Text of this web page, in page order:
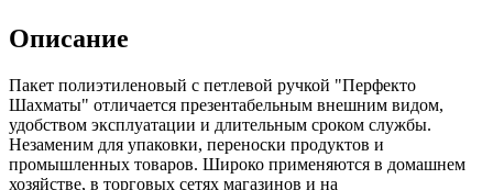
Описание
Пакет полиэтиленовый с петлевой ручкой "Перфекто
Шахматы" отличается презентабельным внешним видом,
удобством эксплуатации и длительным сроком службы.
Незаменим для упаковки, переноски продуктов и
промышленных товаров. Широко применяются в домашнем
хозяйстве, в торговых сетях магазинов и на